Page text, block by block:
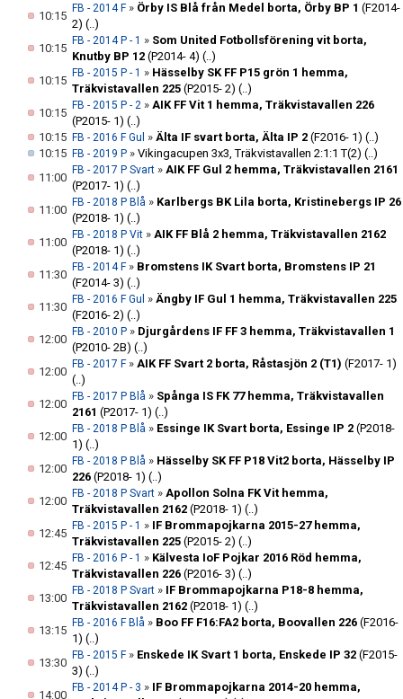
10:15
FB - 2014 F» Örby IS Blå från Medel borta, Örby BP 1 (F2014-
2) (..)
10:15
FB - 2014 P - 1 » Som United Fotbollsförening vit borta,
Knutby BP 12 (P2014- 4) (..)
10:15
FB - 2015 P - 1 » Hässelby SK FF P15 grön 1 hemma,
Träkvistavallen 225 (P2015- 2) (..)
10:15
FB - 2015 P - 2 » AIK FF Vit 1 hemma, Träkvistavallen 226
(P2015- 1) (..)
10:15 FB - 2016 F Gul » Älta IF svart borta, Älta IP 2 (F2016- 1) (..)
10:15 FB - 2019 P » Vikingacupen 3x3, Träkvistavallen 2:1:1 T(2) (..)
11:00
FB - 2017 P Svart » AIK FF Gul 2 hemma, Träkvistavallen 2161
(P2017- 1) (..)
11:00
FB - 2018 P Blå » Karlbergs BK Lila borta, Kristinebergs IP 26
(P2018- 1) (..)
11:00
FB - 2018 P Vit » AIK FF Blå 2 hemma, Träkvistavallen 2162
(P2018- 1) (..)
11:30
FB - 2014 F» Bromstens IK Svart borta, Bromstens IP 21
(F2014- 3) (..)
11:30
FB - 2016 F Gul » Ängby IF Gul 1 hemma, Träkvistavallen 225
(F2016- 2) (..)
12:00
FB - 2010 P » Djurgårdens IF FF 3 hemma, Träkvistavallen 1
(P2010- 2B) (..)
12:00
FB - 2017 F» AIK FF Svart 2 borta, Råstasjön 2 (T1) (F2017- 1)
(..)
12:00
FB - 2017 P Blå » Spånga IS FK 77 hemma, Träkvistavallen
2161 (P2017- 1) (..)
12:00
FB - 2018 P Blå » Essinge IK Svart borta, Essinge IP 2 (P2018-
1) (..)
12:00
FB - 2018 P Blå » Hässelby SK FF P18 Vit2 borta, Hässelby IP
226 (P2018- 1) (..)
12:00
FB - 2018 P Svart » Apollon Solna FK Vit hemma,
Träkvistavallen 2162 (P2018- 1) (..)
12:45
FB - 2015 P - 1 » IF Brommapojkarna 2015-27 hemma,
Träkvistavallen 225 (P2015- 2) (..)
12:45
FB - 2016 P - 1 » Kälvesta IoF Pojkar 2016 Röd hemma,
Träkvistavallen 226 (P2016- 3) (..)
13:00
FB - 2018 P Svart » IF Brommapojkarna P18-8 hemma,
Träkvistavallen 2162 (P2018- 1) (..)
13:15
FB - 2016 F Blå » Boo FF F16:FA2 borta, Boovallen 226 (F2016-
1) (..)
13:30
FB - 2015 F» Enskede IK Svart 1 borta, Enskede IP 32 (F2015-
3) (..)
14:00
FB - 2014 P - 3 » IF Brommapojkarna 2014-20 hemma,